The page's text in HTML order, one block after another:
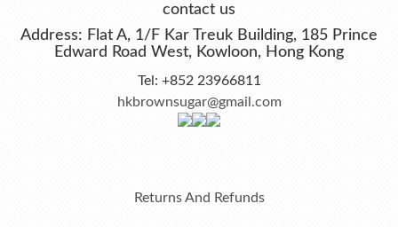
contact us
Address: Flat A, 1/F Kar Treuk Building, 185 Prince
Edward Road West, Kowloon, Hong Kong
Tel: +852 23966811
hkbrownsugar@gmail.com
Returns And Refunds